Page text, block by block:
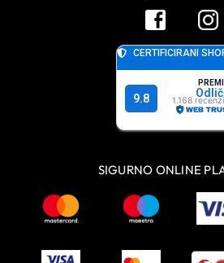
SIGURNO ONLINE